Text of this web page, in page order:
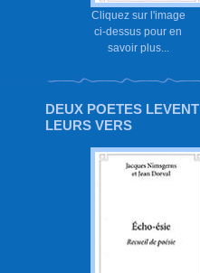
Cliquez sur l'image
ci-dessus pour en
savoir plus...
DEUX POETES LEVENT
LEURS VERS